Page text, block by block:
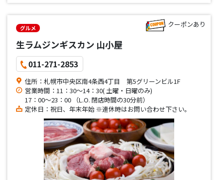
グルメ
生ラムジンギスカン 山小屋
011-271-2853
住所：札幌市中央区南4条西4丁目 第5グリーンビル1F
営業時間：11：30～14：30( 土曜・日曜のみ)
17：00～23：00 （L.O. 閉店時間の30分前）
定休日：祝日、年末年始 ※連休時はお問い合わせ下さい。
クーポンあり